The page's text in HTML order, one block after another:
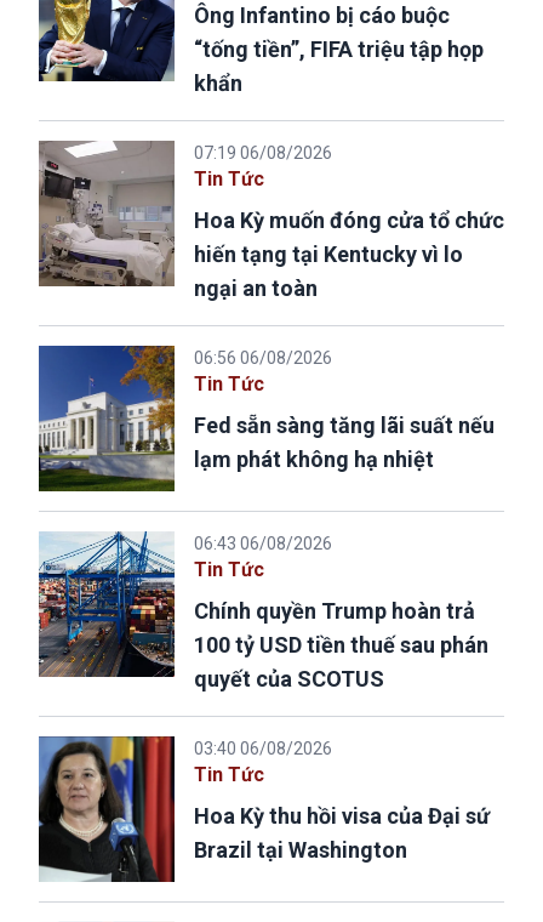
Ông Infantino bị cáo buộc
“tống tiền”, FIFA triệu tập họp
khẩn
07:19 06/08/2026
Tin Tức
Hoa Kỳ muốn đóng cửa tổ chức
hiến tạng tại Kentucky vì lo
ngại an toàn
06:56 06/08/2026
Tin Tức
Fed sẵn sàng tăng lãi suất nếu
lạm phát không hạ nhiệt
06:43 06/08/2026
Tin Tức
Chính quyền Trump hoàn trả
100 tỷ USD tiền thuế sau phán
quyết của SCOTUS
03:40 06/08/2026
Tin Tức
Hoa Kỳ thu hồi visa của Đại sứ
Brazil tại Washington